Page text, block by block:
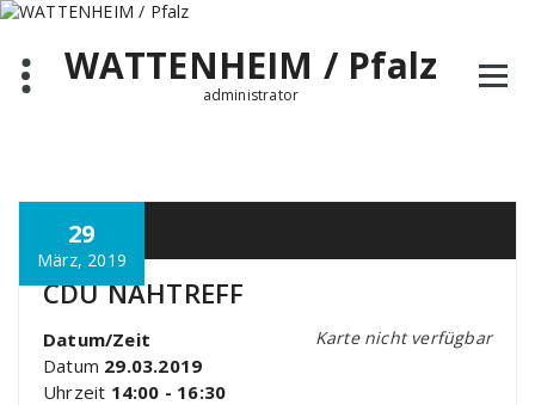
Zum
springenWATTENHEIM / Pfalz
administrator
29
März, 2019
CDU NÄHTREFF
Karte nicht verfügbar
Datum/Zeit
Datum 29.03.2019
Uhrzeit 14:00 - 16:30